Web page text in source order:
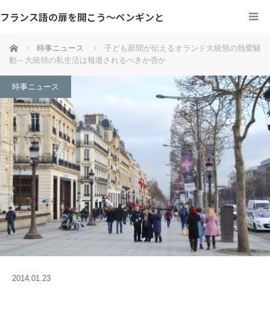
フランス語の扉を開こう～ペンギンと
ホーム 時事ニュース
子ども新聞が伝えるオランド大統領の熱愛騒
動～大統領の私生活は報道されるべきか否か
時事ニュース
2014.01.23